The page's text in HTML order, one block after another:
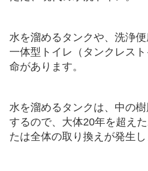
水を溜めるタンクや、洗浄
一体型トイレ（タンクレス
命があります。
水を溜めるタンクは、中の
するので、大体20年を超え
たは全体の取り換えが発生し